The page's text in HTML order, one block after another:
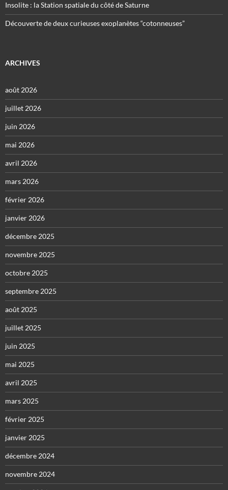
Insolite : la Station spatiale du côté de Saturne
Découverte de deux curieuses exoplanètes “cotonneuses”
ARCHIVES
août 2026
juillet 2026
juin 2026
mai 2026
avril 2026
mars 2026
février 2026
janvier 2026
décembre 2025
novembre 2025
octobre 2025
septembre 2025
août 2025
juillet 2025
juin 2025
mai 2025
avril 2025
mars 2025
février 2025
janvier 2025
décembre 2024
novembre 2024